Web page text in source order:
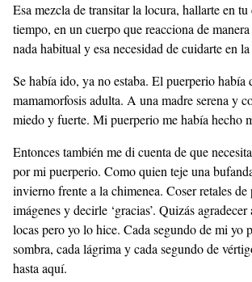
Esa mezcla de transitar la locura, hallarte en tu
tiempo, en un cuerpo que reacciona de
nada habitual y esa necesidad de cuidarte en
Se había ido, ya no estaba. El puerperio había
mamamorfosis adulta. A una madre serena y
miedo y fuerte. Mi puerperio me había hecho
Entonces también me di cuenta de que
por mi puerperio. Como quien teje una
invierno frente a la chimenea. Coser retales de
imágenes y decirle ‘gracias’. Quizás
locas pero yo lo hice. Cada segundo de mi yo
sombra, cada lágrima y cada segundo de
hasta aquí.